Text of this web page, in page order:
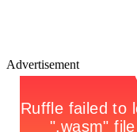
Advertisement